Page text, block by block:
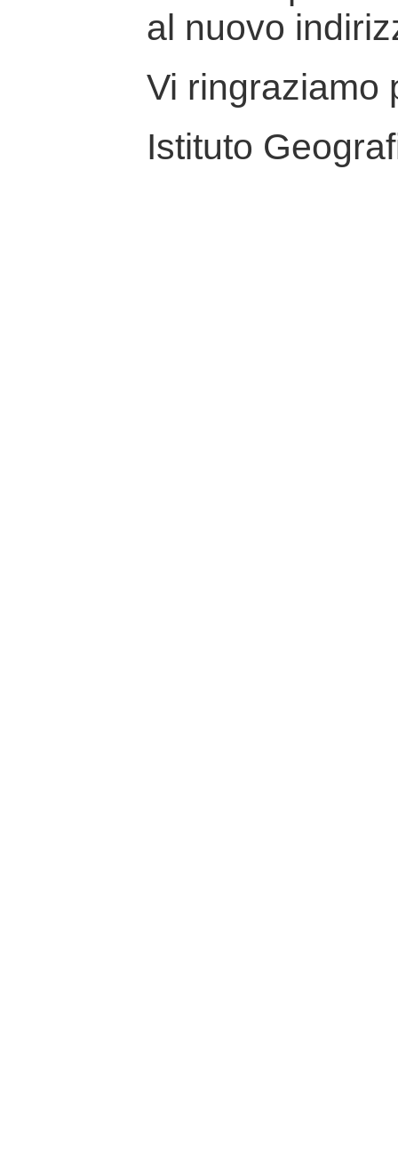
al nuovo
Vi ringraziamo
Istituto